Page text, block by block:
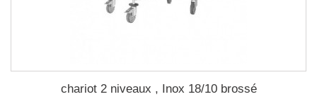
chariot 2 niveaux , Inox 18/10 brossé